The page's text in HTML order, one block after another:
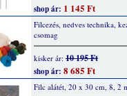
shop ár: 1 145 Ft
Filcezés, nedves technika,
csomag
kisker ár: 10 195 Ft
shop ár: 8 685 Ft
Filc alátét, 20 x 30 cm, 8, 2